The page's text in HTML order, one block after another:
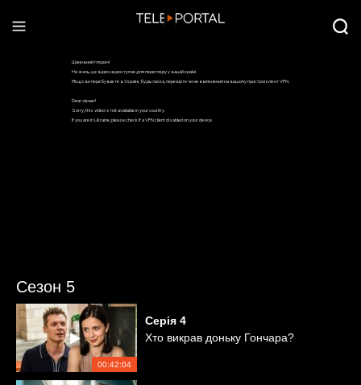
Сезон 5
00:42:04
Серія 4
Хто викрав доньку Гончара?